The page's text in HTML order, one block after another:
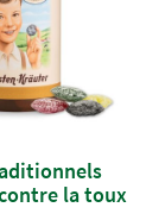
la toux